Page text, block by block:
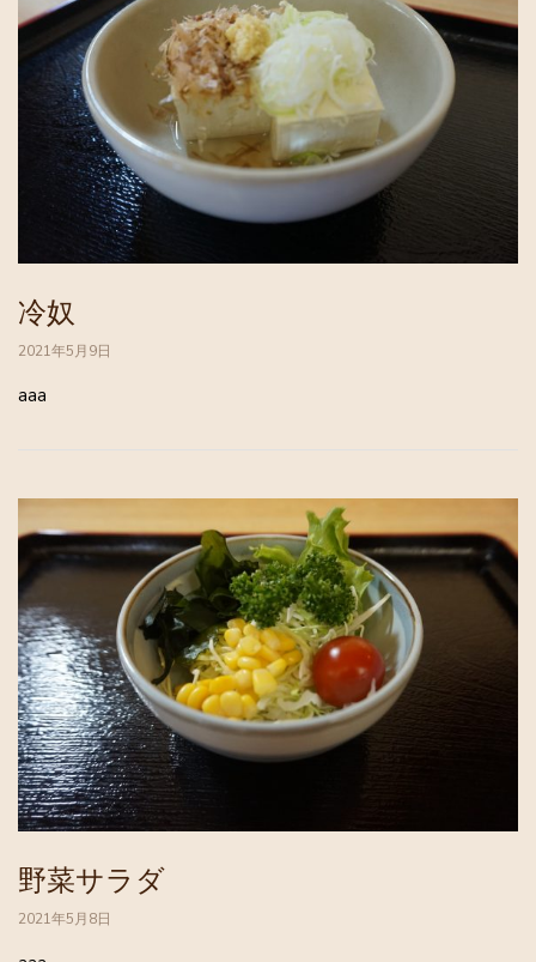
冷奴
2021年5月9日
aaa
野菜サラダ
2021年5月8日